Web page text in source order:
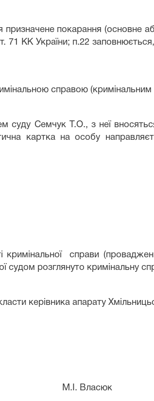
призначене покарання
71 КК України; п.22
справою
суду Семчук Т.О., з неї
картка на особу
кримінальної справи
судом розглянуто кримінальну
керівника апарату
суду М.І. Власюк